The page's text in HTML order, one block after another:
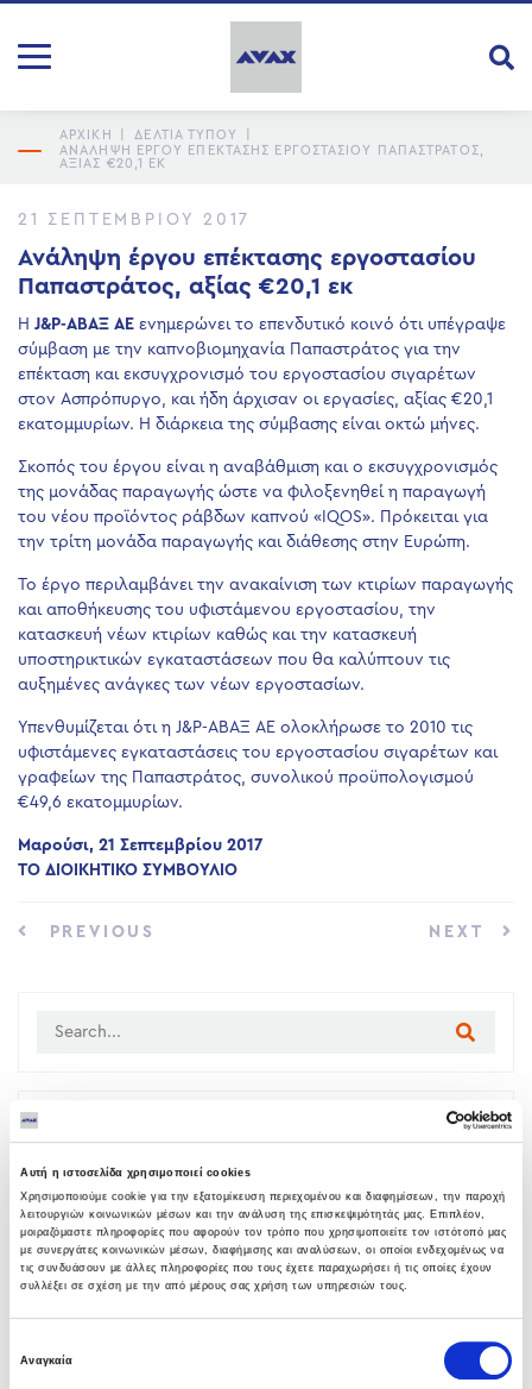
Αυτή η ιστοσελίδα χρησιμοποιεί cookies
Χρησιμοποιούμε cookie για την εξατομίκευση περιεχομένου και διαφημίσεων, την παροχή
λειτουργιών κοινωνικών μέσων και την ανάλυση της επισκεψιμότητάς μας. Επιπλέον,
μοιραζόμαστε πληροφορίες που αφορούν τον τρόπο που χρησιμοποιείτε τον ιστότοπό μας
με συνεργάτες κοινωνικών μέσων, διαφήμισης και αναλύσεων, οι οποίοι ενδεχομένως να
τις συνδυάσουν με άλλες πληροφορίες που τους έχετε παραχωρήσει ή τις οποίες έχουν
συλλέξει σε σχέση με την από μέρους σας χρήση των υπηρεσιών τους.
συγκατάθεσης
Αναγκαία
ΑΡΧΙΚΗ ΔΕΛΤΙΑ ΤΥΠΟΥ
ΑΝΆΛΗΨΗ ΈΡΓΟΥ ΕΠΈΚΤΑΣΗΣ ΕΡΓΟΣΤΑΣΊΟΥ ΠΑΠΑΣΤΡΆΤΟΣ,
ΑΞΊΑΣ €20,1 ΕΚ
21 ΣΕΠΤΕΜΒΡΊΟΥ 2017
Ανάληψη έργου επέκτασης εργοστασίου
Παπαστράτος, αξίας €20,1 εκ
Η J&P-ΑΒΑΞ ΑΕ ενημερώνει το επενδυτικό κοινό ότι υπέγραψε
σύμβαση με την καπνοβιομηχανία Παπαστράτος για την
επέκταση και εκσυγχρονισμό του εργοστασίου σιγαρέτων
στον Ασπρόπυργο, και ήδη άρχισαν οι εργασίες, αξίας €20,1
εκατομμυρίων. Η διάρκεια της σύμβασης είναι οκτώ μήνες.
Σκοπός του έργου είναι η αναβάθμιση και ο εκσυγχρονισμός
της μονάδας παραγωγής ώστε να φιλοξενηθεί η παραγωγή
του νέου προϊόντος ράβδων καπνού «IQΟS». Πρόκειται για
την τρίτη μονάδα παραγωγής και διάθεσης στην Ευρώπη.
Το έργο περιλαμβάνει την ανακαίνιση των κτιρίων παραγωγής
και αποθήκευσης του υφιστάμενου εργοστασίου, την
κατασκευή νέων κτιρίων καθώς και την κατασκευή
υποστηρικτικών εγκαταστάσεων που θα καλύπτουν τις
αυξημένες ανάγκες των νέων εργοστασίων.
Υπενθυμίζεται ότι η J&P-ΑΒΑΞ ΑΕ ολοκλήρωσε το 2010 τις
υφιστάμενες εγκαταστάσεις του εργοστασίου σιγαρέτων και
γραφείων της Παπαστράτος, συνολικού προϋπολογισμού
€49,6 εκατομμυρίων.
Μαρούσι, 21 Σεπτεμβρίου 2017
ΤΟ ΔΙΟΙΚΗΤΙΚΟ ΣΥΜΒΟΥΛΙΟ
PREVIOUS NEXT
Υπογραφή σύμβασης με Λάρισα
Θερμοηλεκτρική
05 ΑΥΓΟΎΣΤΟΥ 2026
Όμιλος AVAX: Ανάληψη έργου κατασκευής
σταθμού παραγωγής ηλεκτρικής ενέργειας